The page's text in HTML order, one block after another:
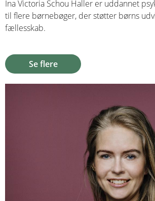
Ina Victoria Schou Haller er uddannet
til flere børnebøger, der støtter børns
fællesskab.
Se flere